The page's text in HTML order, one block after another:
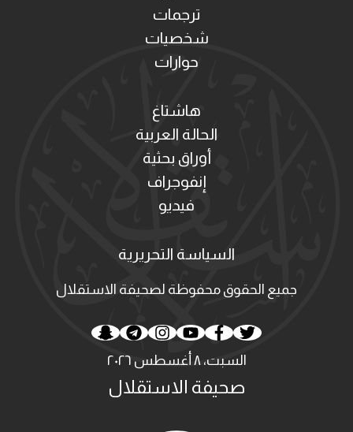
ترجمات
شخصيات
حوارات
هاشتاغ
الحالة العربية
أوراق بحثية
إنفوجراف
فيديو
السياسة التحريرية
جميع الحقوق محفوظة لصحيفة الاستقلال
السبت، ٨ أغسطس ٢٠٢٦
صحيفة الاستقلال